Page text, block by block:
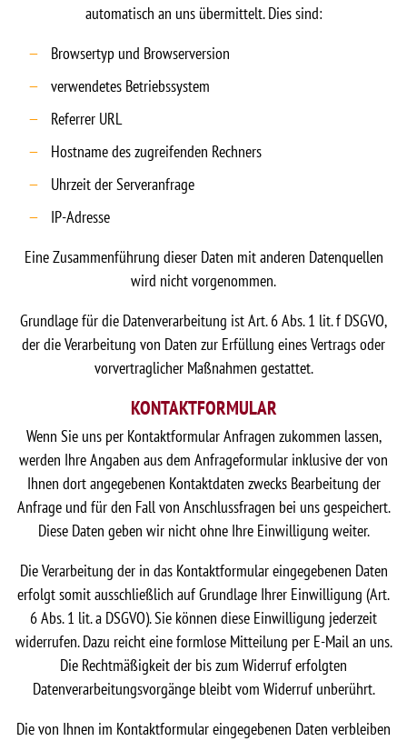
automatisch an uns übermittelt. Dies sind:
Browsertyp und Browserversion
verwendetes Betriebssystem
Referrer URL
Hostname des zugreifenden Rechners
Uhrzeit der Serveranfrage
IP-Adresse
Eine Zusammenführung dieser Daten mit anderen Datenquellen
wird nicht vorgenommen.
Grundlage für die Datenverarbeitung ist Art. 6 Abs. 1 lit. f DSGVO,
der die Verarbeitung von Daten zur Erfüllung eines Vertrags oder
vorvertraglicher Maßnahmen gestattet.
KONTAKTFORMULAR
Wenn Sie uns per Kontaktformular Anfragen zukommen lassen,
werden Ihre Angaben aus dem Anfrageformular inklusive der von
Ihnen dort angegebenen Kontaktdaten zwecks Bearbeitung der
Anfrage und für den Fall von Anschlussfragen bei uns gespeichert.
Diese Daten geben wir nicht ohne Ihre Einwilligung weiter.
Die Verarbeitung der in das Kontaktformular eingegebenen Daten
erfolgt somit ausschließlich auf Grundlage Ihrer Einwilligung (Art.
6 Abs. 1 lit. a DSGVO). Sie können diese Einwilligung jederzeit
widerrufen. Dazu reicht eine formlose Mitteilung per E-Mail an uns.
Die Rechtmäßigkeit der bis zum Widerruf erfolgten
Datenverarbeitungsvorgänge bleibt vom Widerruf unberührt.
Die von Ihnen im Kontaktformular eingegebenen Daten verbleiben